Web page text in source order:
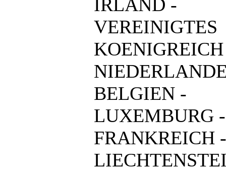
IRLAND -
VEREINIGTES
BELGIEN -
LUXEMBURG -
FRANKREICH -